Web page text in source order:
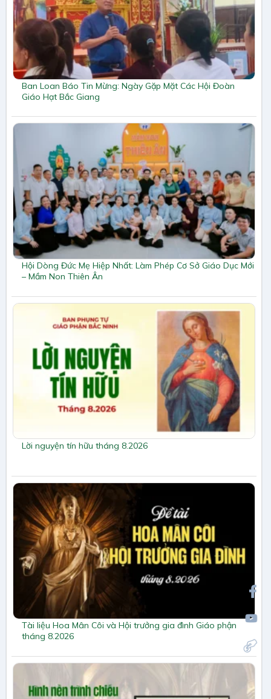
Ban Loan Báo Tin Mừng: Ngày Gặp Mặt Các Hội Đoàn
Giáo Hạt Bắc Giang
Hội Dòng Đức Mẹ Hiệp Nhất: Làm Phép Cơ Sở Giáo Dục Mới
– Mầm Non Thiên Ân
Lời nguyện tín hữu tháng 8.2026
Tài liệu Hoa Mân Côi và Hội trưởng gia đình Giáo phận
tháng 8.2026